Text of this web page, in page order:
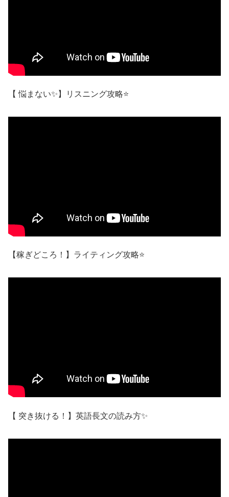
【 悩まない✨】リスニング攻略⭐
【稼ぎどころ！】ライティング攻略⭐
【 突き抜ける！】英語長文の読み方✨